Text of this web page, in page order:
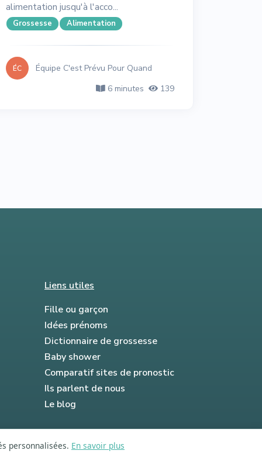
alimentation jusqu'à l'acco...
Grossesse Alimentation
ÉC
Équipe C'est Prévu Pour Quand
6 minutes
139
Liens utiles
Fille ou garçon
Idées prénoms
Dictionnaire de grossesse
Baby shower
Comparatif sites de pronostic
Ils parlent de nous
Le blog
personnalisées. En savoir plus